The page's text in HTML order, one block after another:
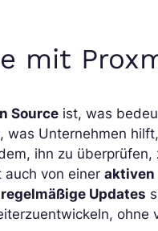
mit
Source ist, was
, was Unternehmen
ihn zu
auch von eineraktiven
regelmäßige Updates
ohne